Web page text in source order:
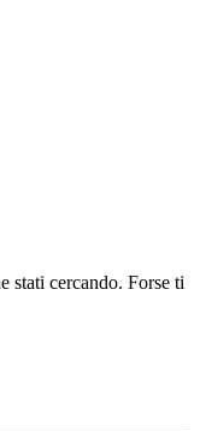
stati cercando. Forse ti